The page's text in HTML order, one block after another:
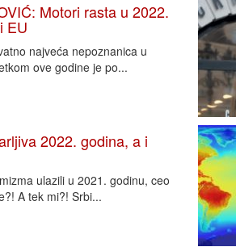
Motori rasta u 2022.
EU
najveća nepoznanica u
ove godine je po...
2022. godina, a i
ulazili u 2021. godinu, ceo
A tek mi?! Srbi...